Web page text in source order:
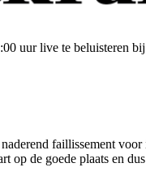
uur live te beluisteren
faillissement
op de goede plaats en